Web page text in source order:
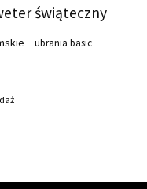
świąteczny
ubrania basic